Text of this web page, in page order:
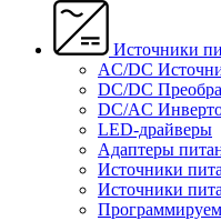
Источники
AC/DC
DC/DC
DC/AC
LED-драйверы
Адаптеры
Источники
Источники